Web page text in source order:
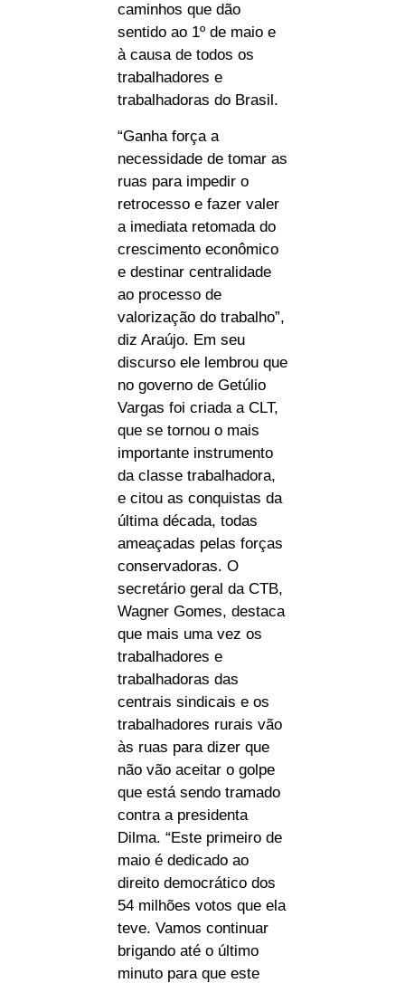
caminhos que dão
sentido ao 1º de maio e
à causa de todos os
trabalhadores e
trabalhadoras do Brasil.
“Ganha força a
necessidade de tomar as
ruas para impedir o
retrocesso e fazer valer
a imediata retomada do
crescimento econômico
e destinar centralidade
ao processo de
valorização do trabalho”,
diz Araújo. Em seu
discurso ele lembrou que
no governo de Getúlio
Vargas foi criada a CLT,
que se tornou o mais
importante instrumento
da classe trabalhadora,
e citou as conquistas da
última década, todas
ameaçadas pelas forças
conservadoras. O
secretário geral da CTB,
Wagner Gomes, destaca
que mais uma vez os
trabalhadores e
trabalhadoras das
centrais sindicais e os
trabalhadores rurais vão
às ruas para dizer que
não vão aceitar o golpe
que está sendo tramado
contra a presidenta
Dilma. “Este primeiro de
maio é dedicado ao
direito democrático dos
54 milhões votos que ela
teve. Vamos continuar
brigando até o último
minuto para que este